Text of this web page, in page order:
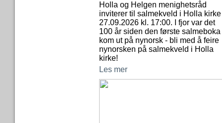
Holla og Helgen menighetsråd
inviterer til salmekveld i Holla kirke
27.09.2026 kl. 17:00. I fjor var det
100 år siden den første salmeboka
kom ut på nynorsk - bli med å feire
nynorsken på salmekveld i Holla
kirke!
Les mer